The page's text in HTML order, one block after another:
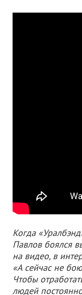
Когда
Павлов боялся
на видео, в
«А сейчас не
Чтобы
людей